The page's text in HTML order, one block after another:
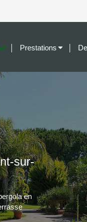
Prestations
sur-
en